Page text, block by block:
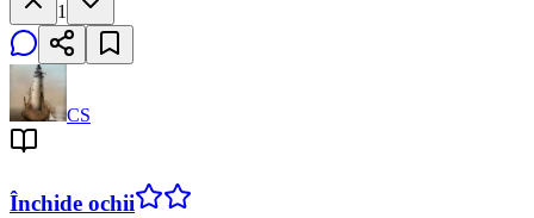
1
CS
Închide ochii